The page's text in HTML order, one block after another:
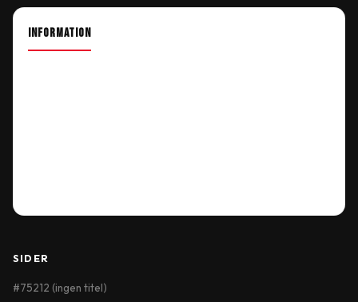
INFORMATION
SIDER
#75212 (ingen titel)